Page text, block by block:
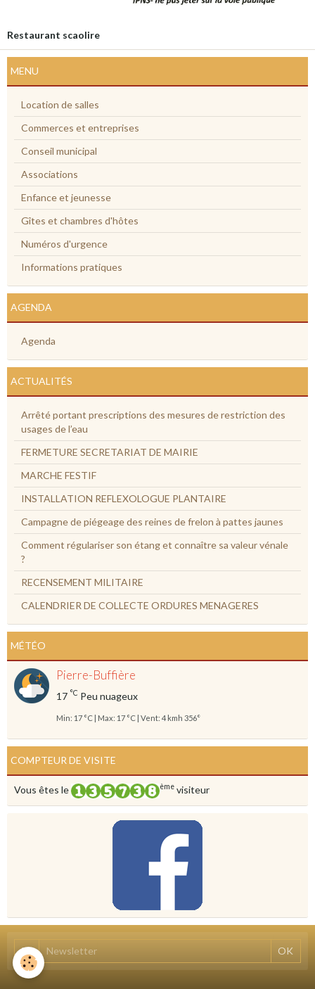
Restaurant scaolire
MENU
Location de salles
Commerces et entreprises
Conseil municipal
Associations
Enfance et jeunesse
Gîtes et chambres d'hôtes
Numéros d'urgence
Informations pratiques
AGENDA
Agenda
ACTUALITÉS
Arrêté portant prescriptions des mesures de restriction des
usages de l’eau
FERMETURE SECRETARIAT DE MAIRIE
MARCHE FESTIF
INSTALLATION REFLEXOLOGUE PLANTAIRE
Campagne de piégeage des reines de frelon à pattes jaunes
Comment régulariser son étang et connaître sa valeur vénale
?
RECENSEMENT MILITAIRE
CALENDRIER DE COLLECTE ORDURES MENAGERES
MÉTÉO
Pierre-Buffière
17 °C Peu nuageux
Min: 17 °C | Max: 17 °C | Vent: 4 kmh 356°
COMPTEUR DE VISITE
Vous êtes le ème visiteur